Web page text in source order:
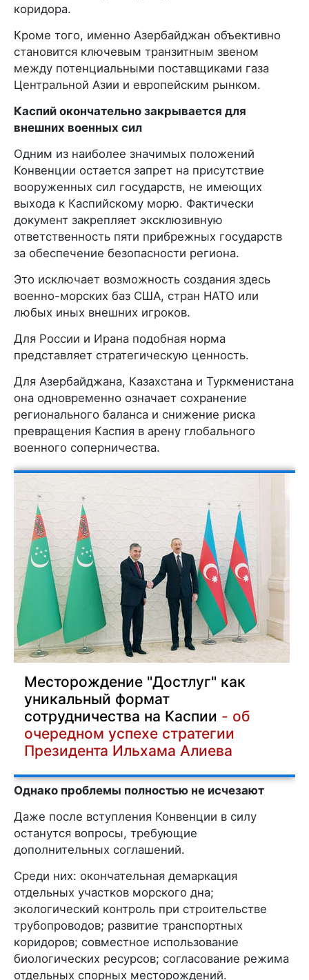
коридора.
Кроме того, именно Азербайджан объективно
становится ключевым транзитным звеном
между потенциальными поставщиками газа
Центральной Азии и европейским рынком.
Каспий окончательно закрывается для
внешних военных сил
Одним из наиболее значимых положений
Конвенции остается запрет на присутствие
вооруженных сил государств, не имеющих
выхода к Каспийскому морю. Фактически
документ закрепляет эксклюзивную
ответственность пяти прибрежных государств
за обеспечение безопасности региона.
Это исключает возможность создания здесь
военно-морских баз США, стран НАТО или
любых иных внешних игроков.
Для России и Ирана подобная норма
представляет стратегическую ценность.
Для Азербайджана, Казахстана и Туркменистана
она одновременно означает сохранение
регионального баланса и снижение риска
превращения Каспия в арену глобального
военного соперничества.
Месторождение "Достлуг" как
уникальный формат
сотрудничества на Каспии - об
очередном успехе стратегии
Президента Ильхама Алиева
Однако проблемы полностью не исчезают
Даже после вступления Конвенции в силу
останутся вопросы, требующие
дополнительных соглашений.
Среди них: окончательная демаркация
отдельных участков морского дна;
экологический контроль при строительстве
трубопроводов; развитие транспортных
коридоров; совместное использование
биологических ресурсов; согласование режима
отдельных спорных месторождений.